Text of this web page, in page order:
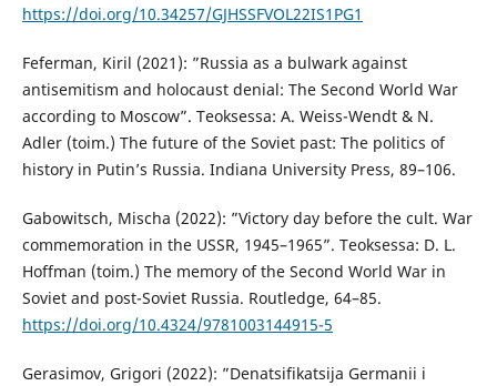
https://doi.org/10.34257/GJHSSFVOL22IS1PG1
Feferman, Kiril (2021): ”Russia as a bulwark against
antisemitism and holocaust denial: The Second World War
according to Moscow”. Teoksessa: A. Weiss-Wendt & N.
Adler (toim.) The future of the Soviet past: The politics of
history in Putin’s Russia. Indiana University Press, 89–106.
Gabowitsch, Mischa (2022): ”Victory day before the cult. War
commemoration in the USSR, 1945–1965”. Teoksessa: D. L.
Hoffman (toim.) The memory of the Second World War in
Soviet and post-Soviet Russia. Routledge, 64–85.
https://doi.org/10.4324/9781003144915-5
Gerasimov, Grigori (2022): ”Denatsifikatsija Germanii i